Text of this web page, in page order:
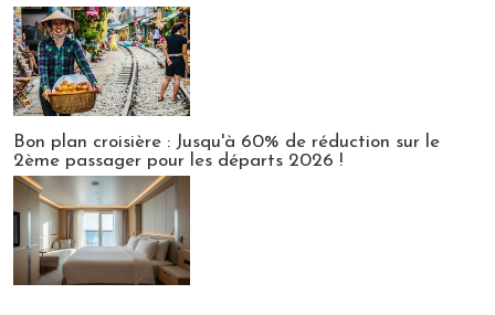
Bon plan croisière : Jusqu'à 60% de réduction sur le
2ème passager pour les départs 2026 !